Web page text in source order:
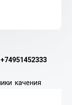
+74951452333
качения